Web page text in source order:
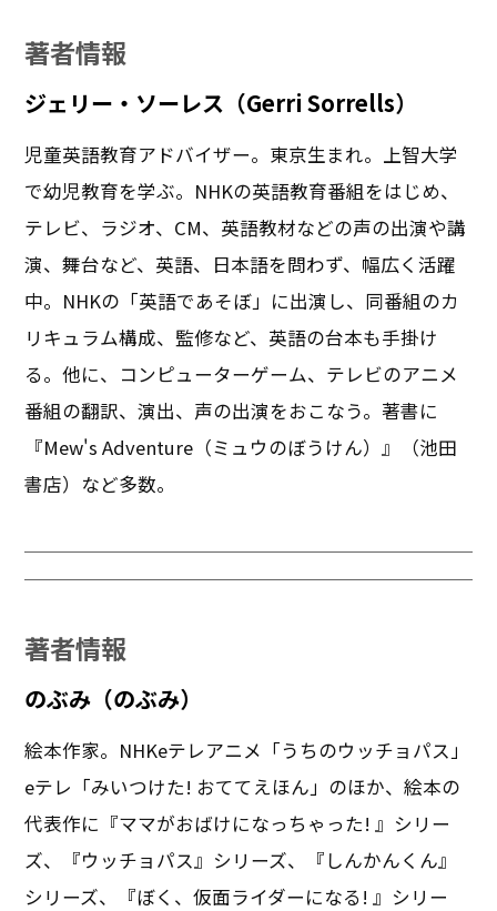
著者情報
ジェリー・ソーレス（Gerri Sorrells）
児童英語教育アドバイザー。東京生まれ。上智大学
で幼児教育を学ぶ。NHKの英語教育番組をはじめ、
テレビ、ラジオ、CM、英語教材などの声の出演や講
演、舞台など、英語、日本語を問わず、幅広く活躍
中。NHKの「英語であそぼ」に出演し、同番組のカ
リキュラム構成、監修など、英語の台本も手掛け
る。他に、コンピューターゲーム、テレビのアニメ
番組の翻訳、演出、声の出演をおこなう。著書に
『Mew's Adventure（ミュウのぼうけん）』（池田
書店）など多数。
著者情報
のぶみ（のぶみ）
絵本作家。NHKeテレアニメ「うちのウッチョパス」
eテレ「みいつけた! おててえほん」のほか、絵本の
代表作に『ママがおばけになっちゃった! 』シリー
ズ、『ウッチョパス』シリーズ、『しんかんくん』
シリーズ、『ぼく、仮面ライダーになる! 』シリー